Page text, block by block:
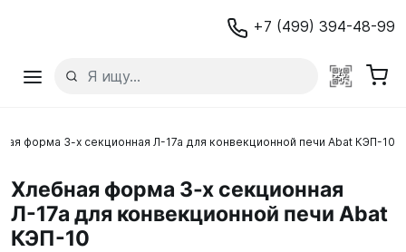
+7 (499) 394-48-99
форма 3-х секционная Л-17а для конвекционной печи Abat КЭП-10
Хлебная форма 3-х секционная
Л-17а для конвекционной печи Abat
КЭП-10